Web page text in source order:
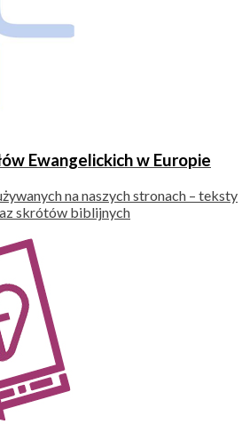
Ewangelickich w Europie
na naszych stronach – teksty
skrótów biblijnych